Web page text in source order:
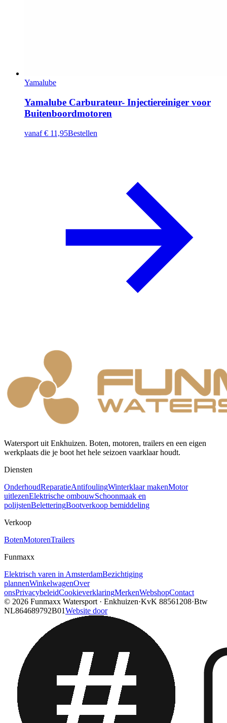
Yamalube
Yamalube Carburateur- Injectiereiniger voor
Buitenboordmotoren
vanaf € 11,95Bestellen
Watersport uit Enkhuizen. Boten, motoren, trailers en een eigen
werkplaats die je boot het hele seizoen vaarklaar houdt.
Diensten
OnderhoudReparatieAntifoulingWinterklaar makenMotor
uitlezenElektrische ombouwSchoonmaak en
polijstenBeletteringBootverkoop bemiddeling
Verkoop
BotenMotorenTrailers
Funmaxx
Elektrisch varen in AmsterdamBezichtiging
plannenWinkelwagenOver
onsPrivacybeleidCookieverklaringMerkenWebshopContact
© 2026 Funmaxx Watersport · Enkhuizen·KvK 88561208·Btw
NL864689792B01Website door